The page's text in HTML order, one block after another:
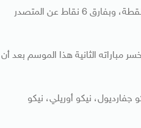
وتقدم مانشستر سيتي في جدول ترتيب الدوري الإنجليزي من المركز السادس إلى الثاني برصيد 19 نقطة، وبفارق 6 نقاط عن المتصدر
الدوري الإنجليزي عند 8 مباريات متتالية، إذ خسر مباراته الثانية هذا الموسم بعد أن
نيكو أوريلي، نيكو